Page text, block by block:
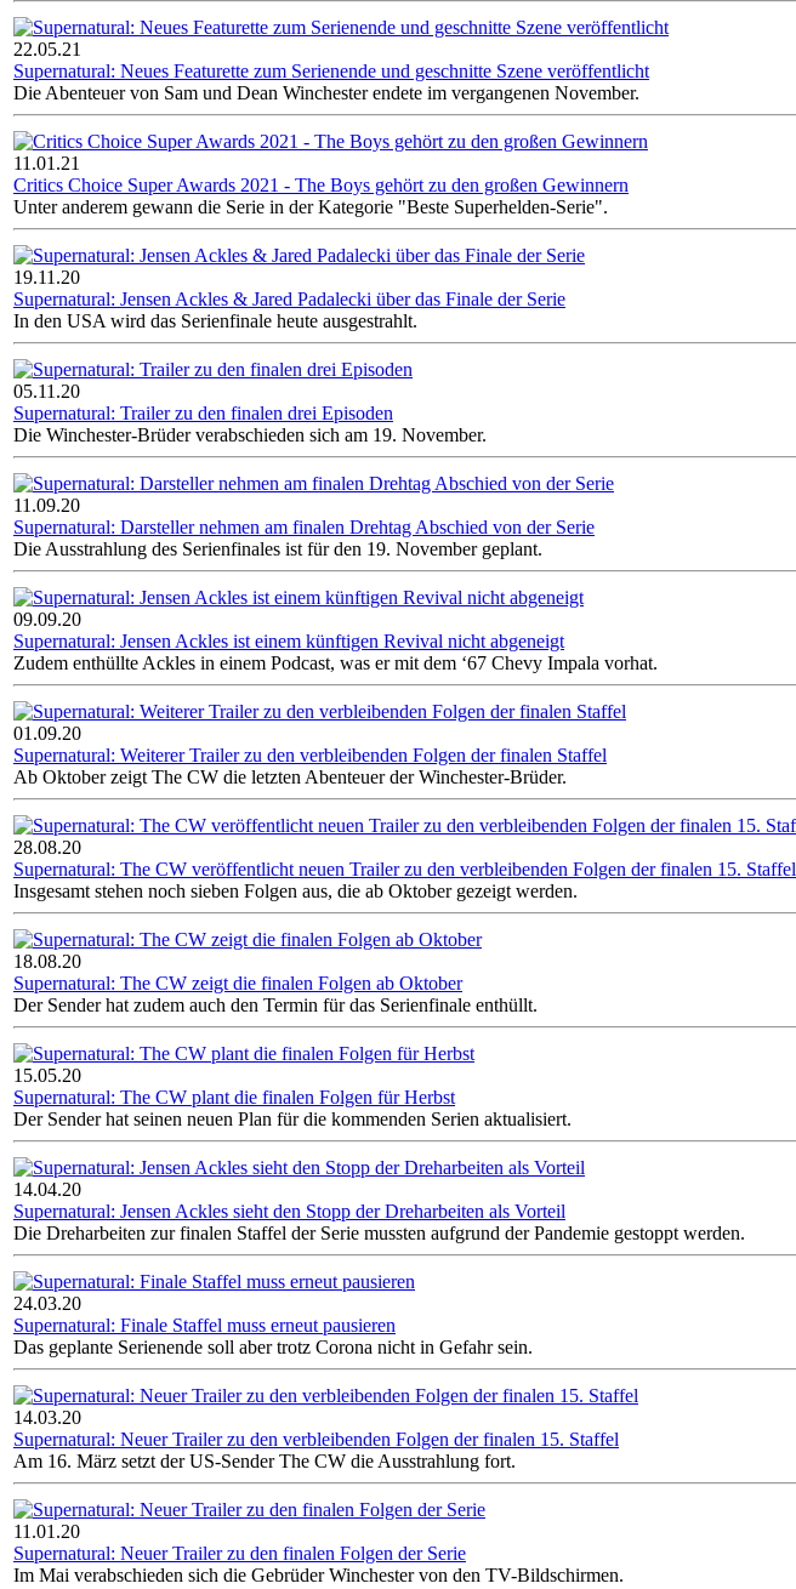
22.05.21
Supernatural: Neues Featurette zum Serienende und geschnitte Szene veröffentlicht
Die Abenteuer von Sam und Dean Winchester endete im vergangenen November.
11.01.21
Critics Choice Super Awards 2021 - The Boys gehört zu den großen Gewinnern
Unter anderem gewann die Serie in der Kategorie "Beste Superhelden-Serie".
19.11.20
Supernatural: Jensen Ackles & Jared Padalecki über das Finale der Serie
In den USA wird das Serienfinale heute ausgestrahlt.
05.11.20
Supernatural: Trailer zu den finalen drei Episoden
Die Winchester-Brüder verabschieden sich am 19. November.
11.09.20
Supernatural: Darsteller nehmen am finalen Drehtag Abschied von der Serie
Die Ausstrahlung des Serienfinales ist für den 19. November geplant.
09.09.20
Supernatural: Jensen Ackles ist einem künftigen Revival nicht abgeneigt
Zudem enthüllte Ackles in einem Podcast, was er mit dem ‘67 Chevy Impala vorhat.
01.09.20
Supernatural: Weiterer Trailer zu den verbleibenden Folgen der finalen Staffel
Ab Oktober zeigt The CW die letzten Abenteuer der Winchester-Brüder.
28.08.20
Supernatural: The CW veröffentlicht neuen Trailer zu den verbleibenden Folgen der finalen 15. Staffel
Insgesamt stehen noch sieben Folgen aus, die ab Oktober gezeigt werden.
18.08.20
Supernatural: The CW zeigt die finalen Folgen ab Oktober
Der Sender hat zudem auch den Termin für das Serienfinale enthüllt.
15.05.20
Supernatural: The CW plant die finalen Folgen für Herbst
Der Sender hat seinen neuen Plan für die kommenden Serien aktualisiert.
14.04.20
Supernatural: Jensen Ackles sieht den Stopp der Dreharbeiten als Vorteil
Die Dreharbeiten zur finalen Staffel der Serie mussten aufgrund der Pandemie gestoppt werden.
24.03.20
Supernatural: Finale Staffel muss erneut pausieren
Das geplante Serienende soll aber trotz Corona nicht in Gefahr sein.
14.03.20
Supernatural: Neuer Trailer zu den verbleibenden Folgen der finalen 15. Staffel
Am 16. März setzt der US-Sender The CW die Ausstrahlung fort.
11.01.20
Supernatural: Neuer Trailer zu den finalen Folgen der Serie
Im Mai verabschieden sich die Gebrüder Winchester von den TV-Bildschirmen.